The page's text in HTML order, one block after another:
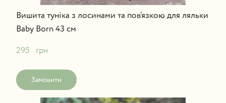
Вишита туніка з лосинами та пов’язкою для ляльки
Baby Born 43 см
295   грн
Замовити